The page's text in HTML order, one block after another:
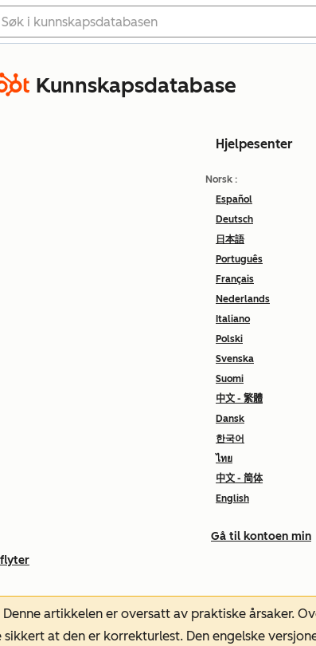
Kunnskapsdatabase
Hjelpesenter
Norsk :
Español
Deutsch
日本語
Português
Français
Nederlands
Italiano
Polski
Svenska
Suomi
中文 - 繁體
Dansk
한국어
ไทย
中文 - 简体
English
Gå til kontoen min
Denne artikkelen er oversatt av praktiske årsaker.
sikkert at den er korrekturlest. Den engelske